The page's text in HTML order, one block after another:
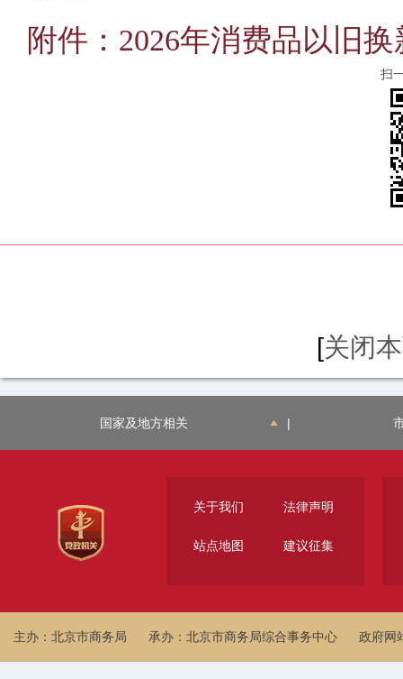
附件：2026年消费品以旧
扫
[关闭
国家及地方相关 |
关于我们 法律声明
站点地图 建议征集
主办：北京市商务局 承办：北京市商务局综合事务中心 政府网